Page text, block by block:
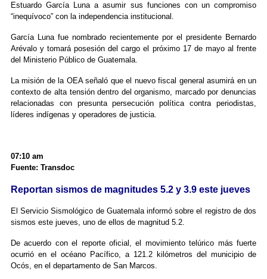
Estuardo García Luna a asumir sus funciones con un compromiso
“inequívoco” con la independencia institucional.
García Luna fue nombrado recientemente por el presidente Bernardo
Arévalo y tomará posesión del cargo el próximo 17 de mayo al frente
del Ministerio Público de Guatemala.
La misión de la OEA señaló que el nuevo fiscal general asumirá en un
contexto de alta tensión dentro del organismo, marcado por denuncias
relacionadas con presunta persecución política contra periodistas,
líderes indígenas y operadores de justicia.
07:10 am
Fuente: Transdoc
Reportan sismos de magnitudes 5.2 y 3.9 este jueves
El Servicio Sismológico de Guatemala informó sobre el registro de dos
sismos este jueves, uno de ellos de magnitud 5.2.
De acuerdo con el reporte oficial, el movimiento telúrico más fuerte
ocurrió en el océano Pacífico, a 121.2 kilómetros del municipio de
Ocós, en el departamento de San Marcos.